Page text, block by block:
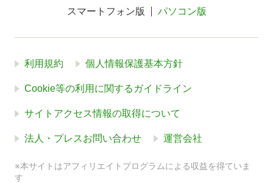
スマートフォン版 パソコン版
利用規約 個人情報保護基本方針
Cookie等の利用に関するガイドライン
サイトアクセス情報の取得について
法人・プレスお問い合わせ 運営会社
※本サイトはアフィリエイトプログラムによる収益を得ていま
す